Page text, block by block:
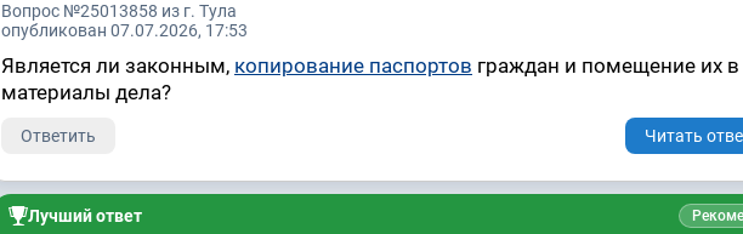
Вопрос №25013858 из г. Тула
опубликован 07.07.2026, 17:53
Является ли законным, копирование паспортов граждан и помещение их в
материалы дела?
Ответить Читать
Лучший ответ